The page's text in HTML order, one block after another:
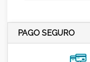
PAGO SEGURO